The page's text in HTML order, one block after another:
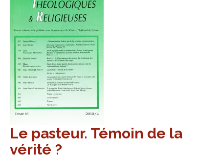
Le pasteur. Témoin de la
vérité ?